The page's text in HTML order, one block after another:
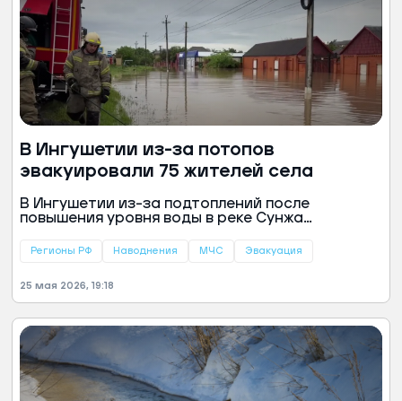
В Ингушетии из-за потопов
эвакуировали 75 жителей села
В Ингушетии из-за подтоплений после
повышения уровня воды в реке Сунжа
этом сообщили в пресс-службе
Регионы РФ Наводнения МЧС Эвакуация
25 мая 2026, 19:18